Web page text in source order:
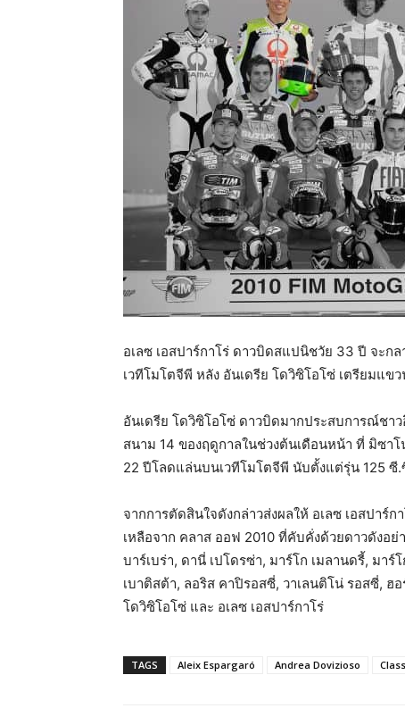
อเลซ เอสปาร์กาโร่ ดาวบิดสแปนิชวัย 33 ปี จะ
เวทีโมโตจีพี หลัง อันเดรีย โดวิซิโอโซ่ เตรียมแ
อันเดรีย โดวิซิโอโซ่ ดาวบิดมากประสบการณ์ชา
สนาม 14 ของฤดูกาลในช่วงต้นเดือนหน้า ที่ มิซา
22 ปีโลดแล่นบนเวทีโมโตจีพี นับตั้งแต่รุ่น 125 ซี.
จากการตัดสินใจดังกล่าวส่งผลให้ อเลซ เอสปา
เหลือจาก คลาส ออฟ 2010 ที่คับคั่งด้วยดาวดังอย่
บาร์เบร่า, ดานี่ เปโดรซ่า, มาร์โก เมลานดรี้, มา
เบาติสต้า, ลอริส คาปิรอสซี่, วาเลนติโน่ รอสซี่, ฮ
โดวิซิโอโซ่ และ อเลซ เอสปาร์กาโร่
TAGS Aleix Espargaró Andrea Dovizioso